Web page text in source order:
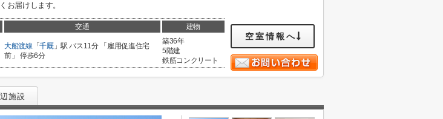
お届けします。
交通 建物
大船渡線 「千厩」駅 バス11分 「雇用促進住宅
前」 停歩6分
築36年
5階建
鉄筋コンクリート
空室情報へ
施設